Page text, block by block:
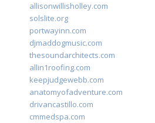
allisonwillisholley.com
solslite.org
portwayinn.com
djmaddogmusic.com
thesoundarchitects.com
allin1roofing.com
keepjudgewebb.com
anatomyofadventure.com
drivancastillo.com
cmmedspa.com